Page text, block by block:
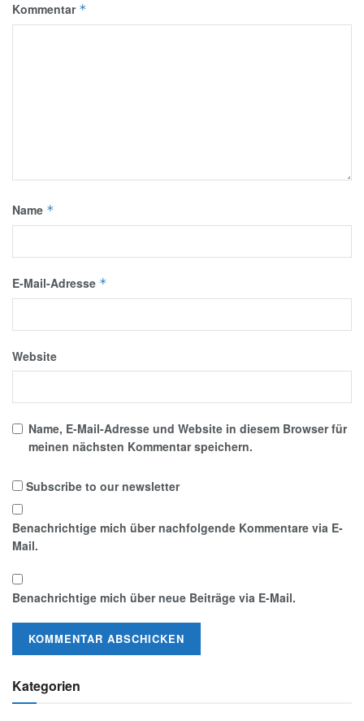
Kommentar *
Name *
E-Mail-Adresse *
Website
Name, E-Mail-Adresse und Website in diesem Browser für
meinen nächsten Kommentar speichern.
Subscribe to our newsletter
Benachrichtige mich über nachfolgende Kommentare via E-
Mail.
Benachrichtige mich über neue Beiträge via E-Mail.
Kategorien